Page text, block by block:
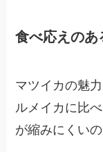
食べ応えのあ
マツイカの魅
ルメイカに比
が縮みにくいの